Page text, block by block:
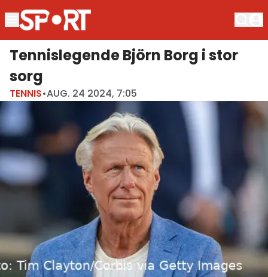
Tennislegende Björn Borg i stor
sorg
TENNIS•AUG. 24 2024, 7:05